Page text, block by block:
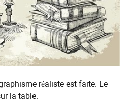
réaliste est faite. Le
la table.